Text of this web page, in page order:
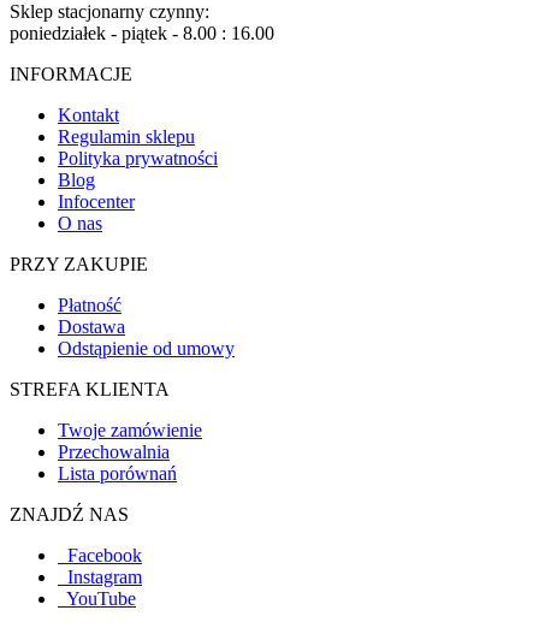
Sklep stacjonarny czynny:
poniedziałek - piątek - 8.00 : 16.00
INFORMACJE
Kontakt
Regulamin sklepu
Polityka prywatności
Blog
Infocenter
O nas
PRZY ZAKUPIE
Płatność
Dostawa
Odstąpienie od umowy
STREFA KLIENTA
Twoje zamówienie
Przechowalnia
Lista porównań
ZNAJDŹ NAS
Facebook
Instagram
YouTube